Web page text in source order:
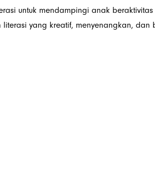
untuk mendampingi anak
literasi yang kreatif, menyenangkan, dan